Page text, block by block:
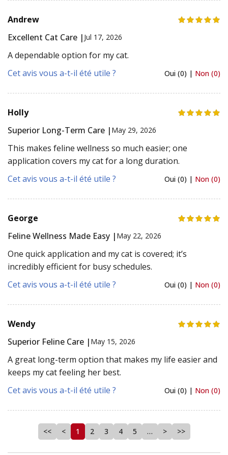
Andrew
Excellent Cat Care | Jul 17, 2026
A dependable option for my cat.
Cet avis vous a-t-il été utile ?
Oui (0) | Non (0)
Holly
Superior Long-Term Care | May 29, 2026
This makes feline wellness so much easier; one
application covers my cat for a long duration.
Cet avis vous a-t-il été utile ?
Oui (0) | Non (0)
George
Feline Wellness Made Easy | May 22, 2026
One quick application and my cat is covered; it’s
incredibly efficient for busy schedules.
Cet avis vous a-t-il été utile ?
Oui (0) | Non (0)
Wendy
Superior Feline Care | May 15, 2026
A great long-term option that makes my life easier and
keeps my cat feeling her best.
Cet avis vous a-t-il été utile ?
Oui (0) | Non (0)
<< < 1 2 3 4 5 … > >>